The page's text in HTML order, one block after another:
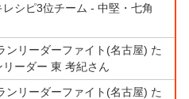
レシピ3位チーム - 中堅・七角
ンリーダーファイト(名古屋) た
リーダー 東 考紀さん
ンリーダーファイト(名古屋) た